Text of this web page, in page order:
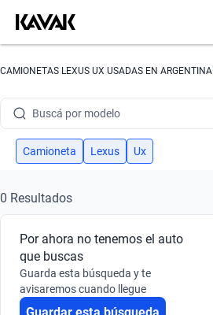
CAMIONETAS LEXUS UX USADAS EN ARGENTINA
Buscá por modelo
Buscá por versión
Buscá por marca
Buscá por modelo
Buscá por versión
Camioneta Lexus Ux
0 Resultados
Por ahora no tenemos el auto
que buscas
Guarda esta búsqueda y te
avisaremos cuando llegue